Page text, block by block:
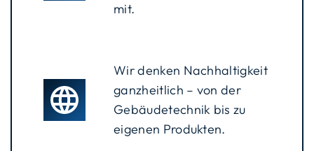
mit.
Wir denken Nachhaltigkeit
ganzheitlich – von der
Gebäudetechnik bis zu
eigenen Produkten.